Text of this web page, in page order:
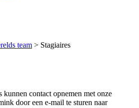
team > Stagiaires
kunnen contact opnemen met onze
door een e-mail te sturen naar